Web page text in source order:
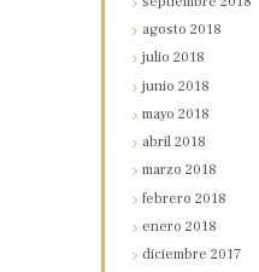
agosto2018
julio2018
junio2018
mayo2018
abril2018
marzo2018
febrero2018
enero2018
diciembre2017